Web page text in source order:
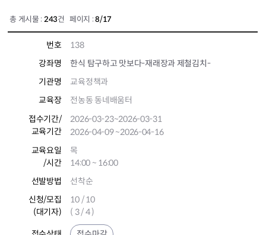
총 게시물 : 243건 페이지 :8/17
번호
138
강좌명
한식 탐구하고 맛보다-재래장과 제철김치-
기관명
교육정책과
교육장
전농동 동네배움터
접수기간/
교육기간
2026-03-23~2026-03-31
2026-04-09~2026-04-16
교육요일
/시간
목
14:00 ~ 16:00
선발방법
선착순
신청/모집
(대기자)
10 / 10
( 3 / 4 )